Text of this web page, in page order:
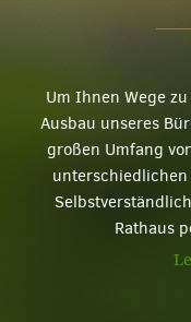
Um Ihnen Wege
Ausbau unseres
großen Umfang
unterschiedlichen
Rathaus